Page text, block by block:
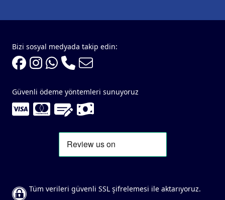
Bizi sosyal medyada takip edin:
Güvenli ödeme yöntemleri sunuyoruz
Tüm verileri güvenli SSL şifrelemesi ile aktarıyoruz.